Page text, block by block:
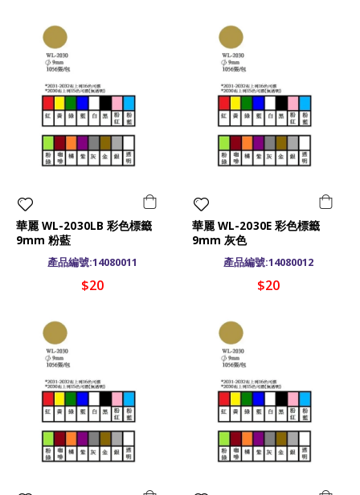
華麗 WL-2030LB 彩色標籤
9mm 粉藍
產品編號:14080011
$20
華麗 WL-2030E 彩色標籤
9mm 灰色
產品編號:14080012
$20